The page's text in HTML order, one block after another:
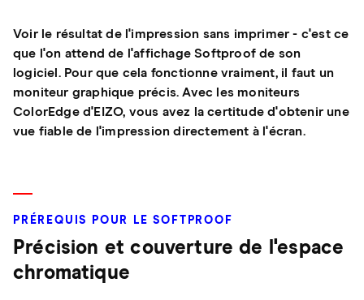
Voir le résultat de l'impression sans imprimer - c'est ce
que l'on attend de l'affichage Softproof de son
logiciel. Pour que cela fonctionne vraiment, il faut un
moniteur graphique précis. Avec les moniteurs
ColorEdge d'EIZO, vous avez la certitude d'obtenir une
vue fiable de l'impression directement à l'écran.
PRÉREQUIS POUR LE SOFTPROOF
Précision et couverture de l'espace
chromatique